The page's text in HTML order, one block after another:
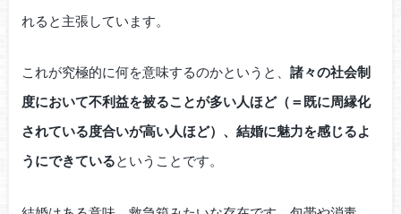
れると主張しています。
これが究極的に何を意味するのかというと、 諸々の社会制
度において不利益を被ることが多い人ほど（＝既に周縁化
されている度合いが高い人ほど）、結婚に魅力を感じるよ
うにできているということです。